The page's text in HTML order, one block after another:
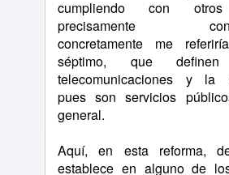
cumpliendo con otros
precisamente
concretamente me
séptimo, que
telecomunicaciones y la
pues son servicios
general.
Aquí, en esta reforma,
establece en alguno de